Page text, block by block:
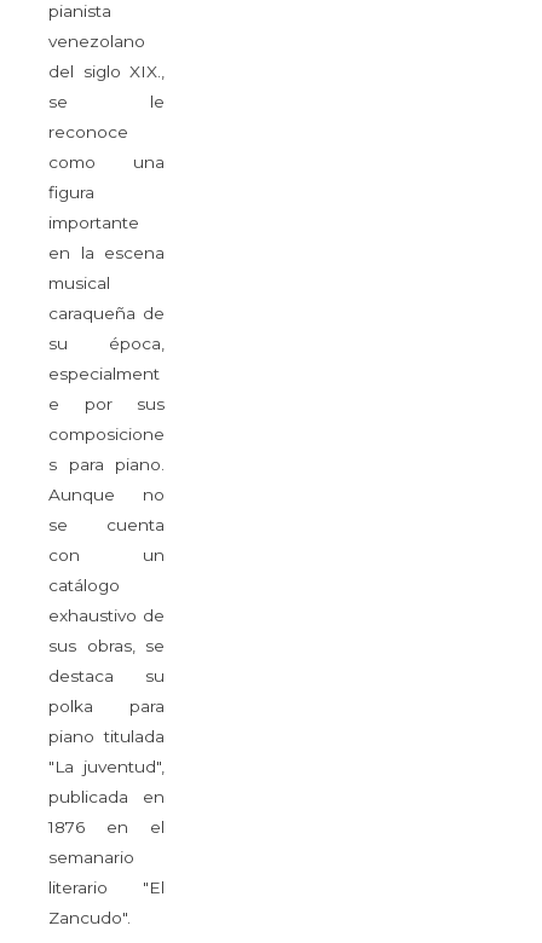
pianista
venezolano
del siglo XIX.,
se le
reconoce
como una
figura
importante
en la escena
musical
caraqueña de
su época,
especialment
e por sus
composicione
s para piano.
Aunque no
se cuenta
con un
catálogo
exhaustivo de
sus obras, se
destaca su
polka para
piano titulada
"La juventud",
publicada en
1876 en el
semanario
literario "El
Zancudo".